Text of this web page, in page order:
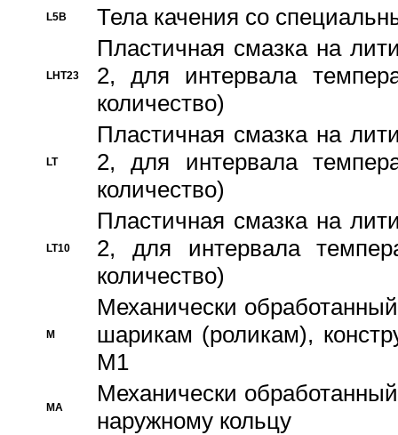
L5B Тела качения со
LHT23
Пластичная смазка на
2, для интервала
количество)
LT
Пластичная смазка на
2, для интервала
количество)
LT10
Пластичная смазка на
2, для интервала
количество)
M
Механически
шарикам (роликам),
M1
MA
Механически
наружному кольцу